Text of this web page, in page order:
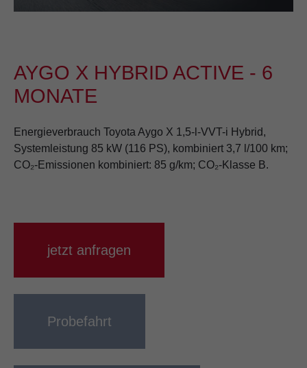
AYGO X HYBRID ACTIVE - 6
MONATE
Energieverbrauch Toyota Aygo X 1,5-l-VVT-i Hybrid,
Systemleistung 85 kW (116 PS), kombiniert 3,7 l/100 km;
CO₂-Emissionen kombiniert: 85 g/km; CO₂-Klasse B.
jetzt anfragen
Probefahrt